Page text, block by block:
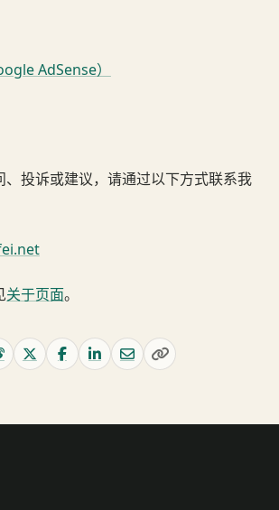
AdSense）
、投诉或建议，请通过以下方式联系我
关于页面。